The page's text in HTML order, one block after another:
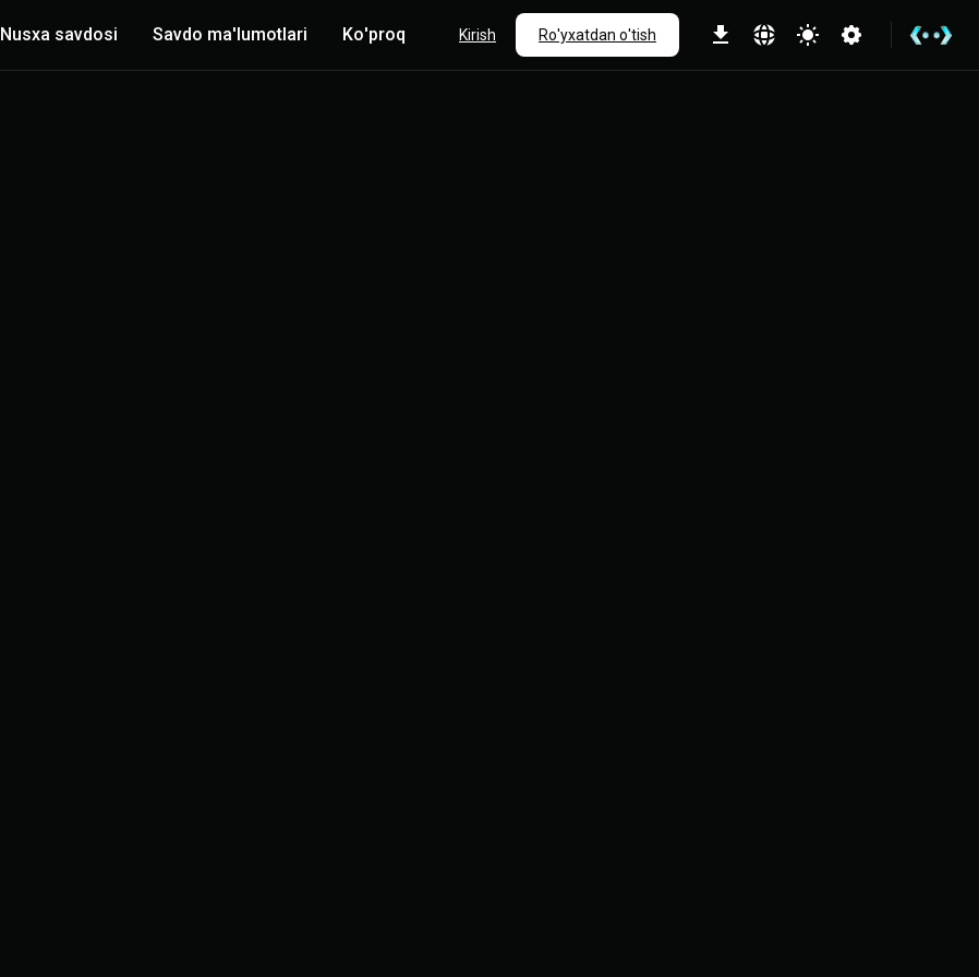
Nusxa savdosi Savdo ma'lumotlari Ko'proq Kirish Ro'yxatdan o'tish